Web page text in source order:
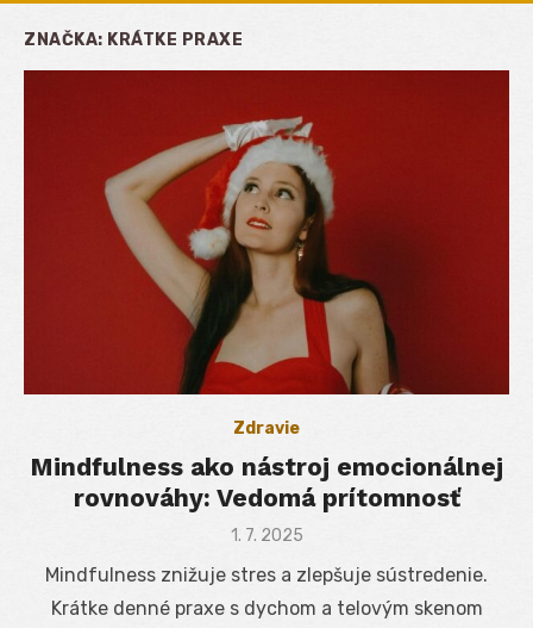
ZNAČKA: KRÁTKE PRAXE
Zdravie
Mindfulness ako nástroj emocionálnej
rovnováhy: Vedomá prítomnosť
Posted
1. 7. 2025
Mindfulness znižuje stres a zlepšuje sústredenie.
Krátke denné praxe s dychom a telovým skenom